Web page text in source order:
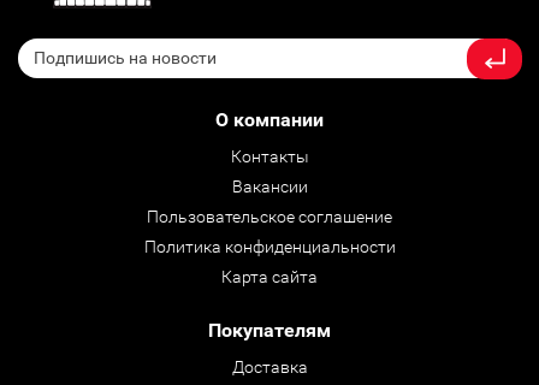
О компании
Контакты
Вакансии
Пользовательское соглашение
Политика конфиденциальности
Карта сайта
Покупателям
Доставка